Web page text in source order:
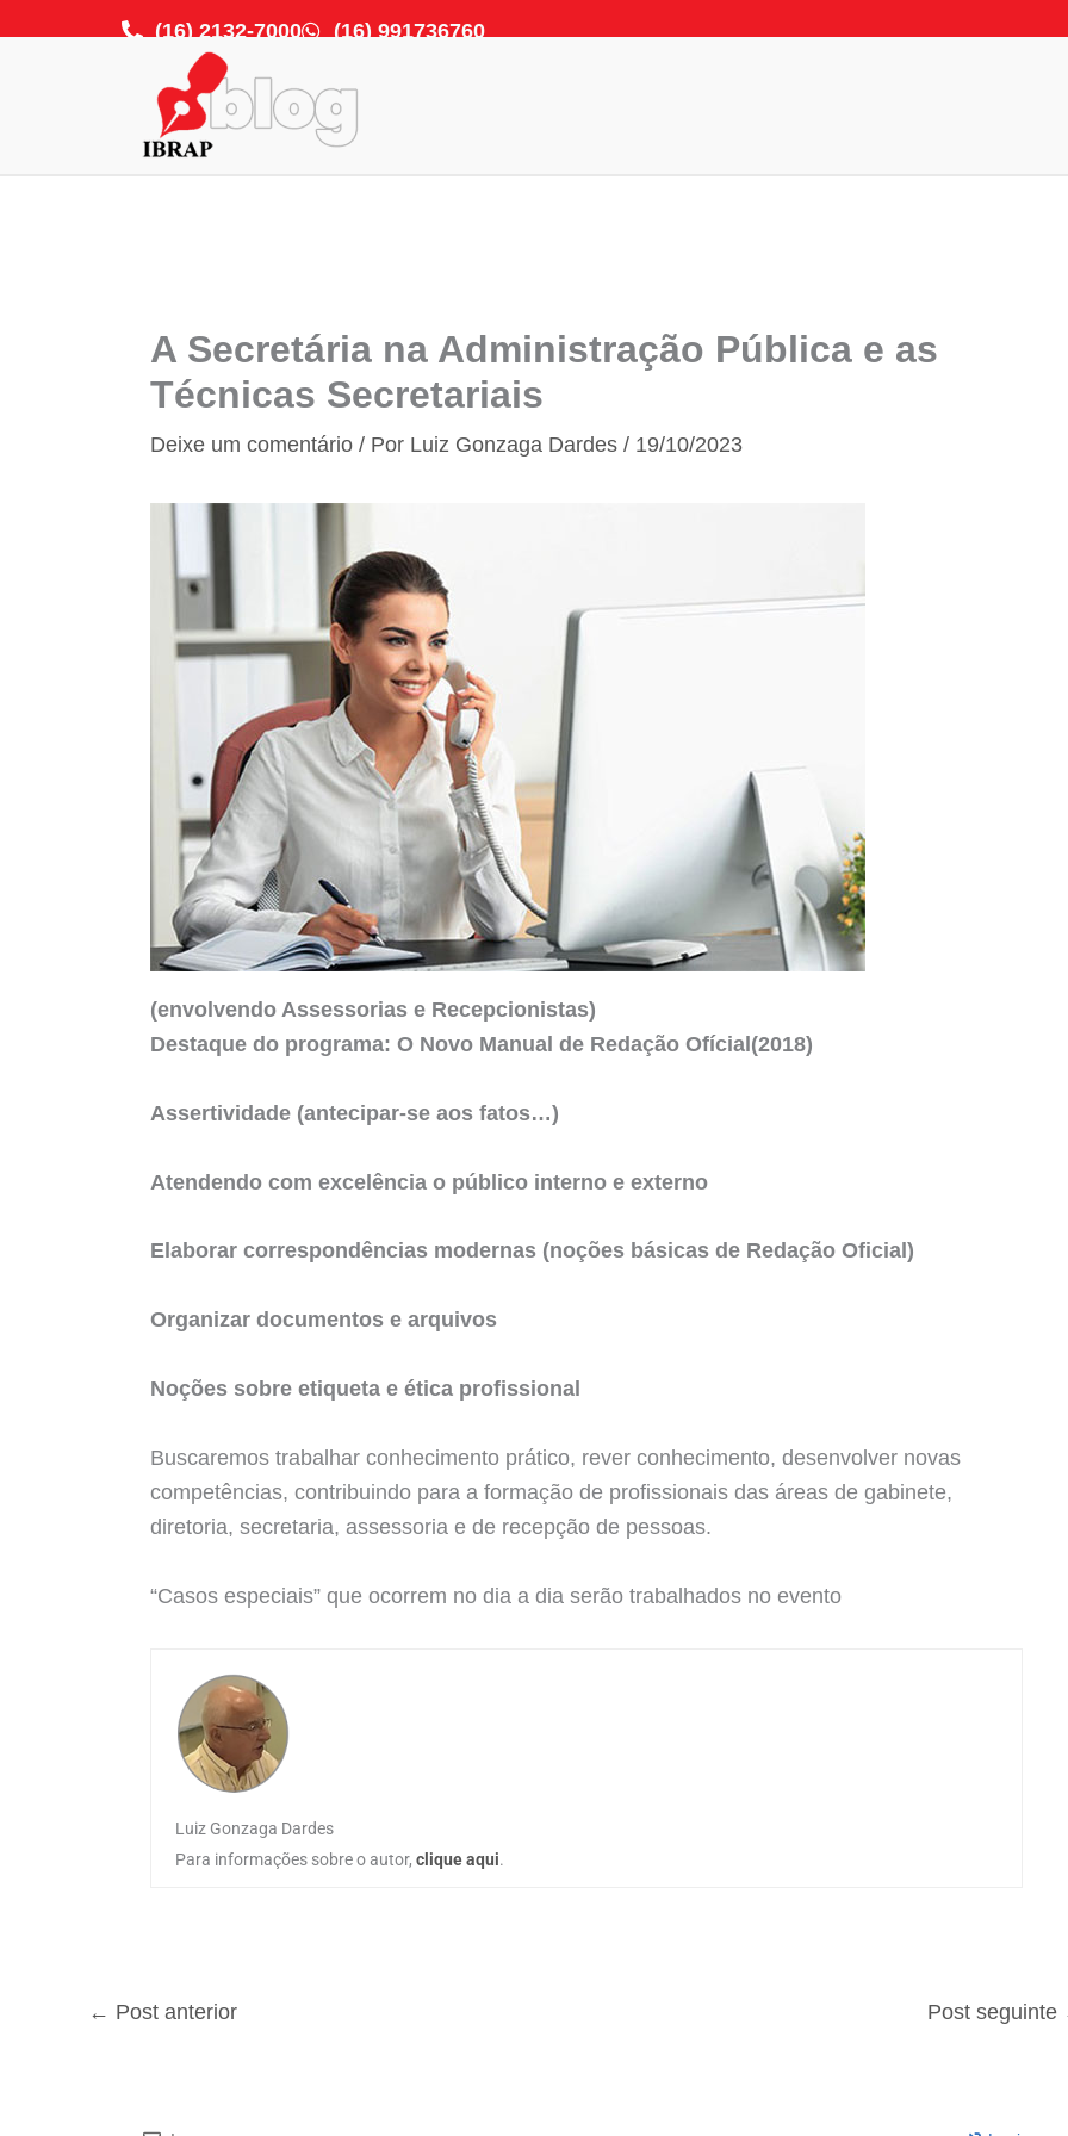
(16) 2132-7000 (16) 991736760
A Secretária na Administração Pública e as
Técnicas Secretariais
Deixe um comentário / Por Luiz Gonzaga Dardes / 19/10/2023
(envolvendo Assessorias e Recepcionistas)
Destaque do programa: O Novo Manual de Redação Ofícial(2018)
Assertividade (antecipar-se aos fatos…)
Atendendo com excelência o público interno e externo
Elaborar correspondências modernas (noções básicas de Redação Oficial)
Organizar documentos e arquivos
Noções sobre etiqueta e ética profissional
Buscaremos trabalhar conhecimento prático, rever conhecimento, desenvolver novas
competências, contribuindo para a formação de profissionais das áreas de gabinete,
diretoria, secretaria, assessoria e de recepção de pessoas.
“Casos especiais” que ocorrem no dia a dia serão trabalhados no evento
Luiz Gonzaga Dardes
Para informações sobre o autor, clique aqui.
← Post anterior Post seguinte